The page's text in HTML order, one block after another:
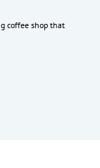
coffee shop that